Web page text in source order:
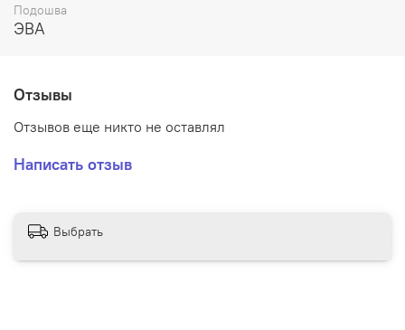
Подошва
ЭВА
Отзывы
Отзывов еще никто не оставлял
Написать отзыв
Выбрать